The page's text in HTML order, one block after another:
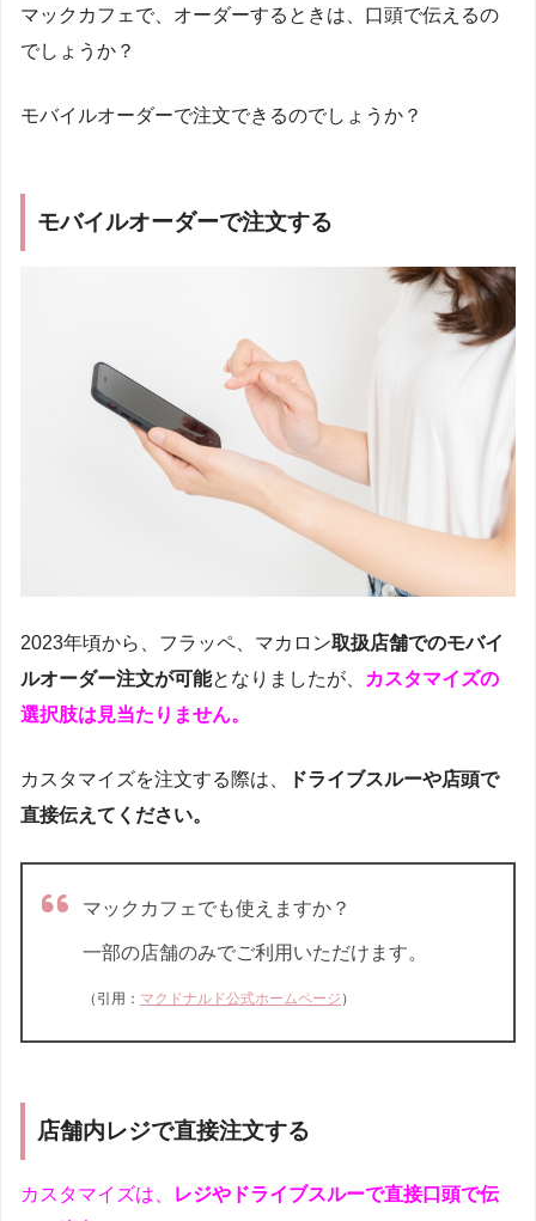
マックカフェで、オーダーするときは、口頭で伝えるの
でしょうか？
モバイルオーダーで注文できるのでしょうか？
モバイルオーダーで注文する
2023年頃から、フラッペ、マカロン取扱店舗でのモバイ
ルオーダー注文が可能となりましたが、
カスタマイズの
選択肢は見当たりません。
カスタマイズを注文する際は、
ドライブスルーや店頭で
直接伝えてください。
マックカフェでも使えますか？
一部の店舗のみでご利用いただけます。
（引用： マクドナルド公式ホームページ ）
店舗内レジで直接注文する
カスタマイズは、
レジやドライブスルーで直接口頭で伝